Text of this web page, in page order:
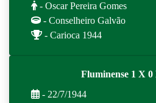
- Oscar Pereira Gomes
- Conselheiro Galvão
- Carioca 1944
Fluminense 1 X 0
- 22/7/1944